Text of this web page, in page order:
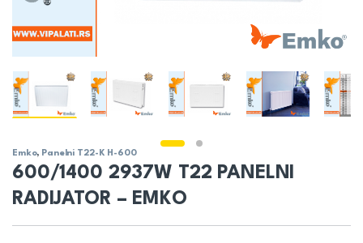
Emko, Panelni T22-K H-600
600/1400 2937W T22 PANELNI
RADIJATOR – EMKO